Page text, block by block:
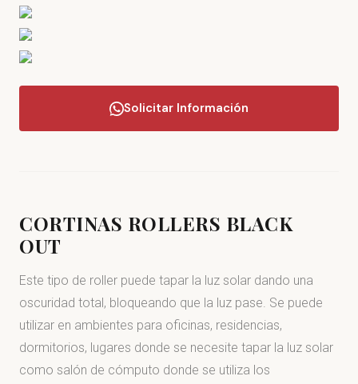
Solicitar Información
CORTINAS ROLLERS BLACK
OUT
Este tipo de roller puede tapar la luz solar dando una
oscuridad total, bloqueando que la luz pase. Se puede
utilizar en ambientes para oficinas, residencias,
dormitorios, lugares donde se necesite tapar la luz solar
como salón de cómputo donde se utiliza los